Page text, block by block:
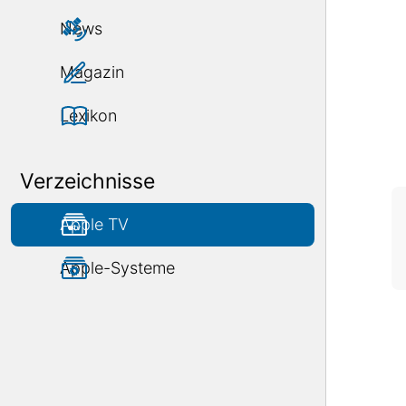
News
Magazin
Lexikon
Verzeichnisse
Apple TV
Apple-Systeme